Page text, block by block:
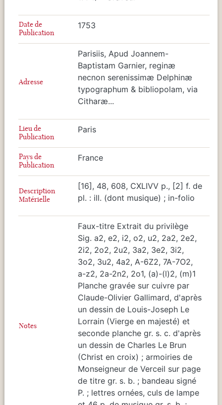
Date de
Publication
1753
Adresse
Parisiis, Apud Joannem-
Baptistam Garnier, reginæ
necnon serenissimæ Delphinæ
typographum & bibliopolam, via
Citharæ...
Lieu de
Publication
Paris
Pays de
Publication
France
Description
Matérielle
[16], 48, 608, CXLIVV p., [2] f. de
pl. : ill. (dont musique) ; in-folio
Notes
Faux-titre Extrait du privilège
Sig. a2, e2, i2, o2, u2, 2a2, 2e2,
2i2, 2o2, 2u2, 3a2, 3e2, 3i2,
3o2, 3u2, 4a2, A-6Z2, 7A-7O2,
a-z2, 2a-2n2, 2o1, (a)-(l)2, (m)1
Planche gravée sur cuivre par
Claude-Olivier Gallimard, d'après
un dessin de Louis-Joseph Le
Lorrain (Vierge en majesté) et
seconde planche gr. s. c. d'après
un dessin de Charles Le Brun
(Christ en croix) ; armoiries de
Monseigneur de Verceil sur page
de titre gr. s. b. ; bandeau signé
P. ; lettres ornées, culs de lampe